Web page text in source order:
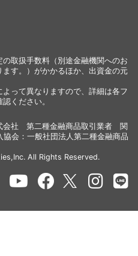
取扱手数料（別途金融機関へのお
す。）がかかるほか、出資金の元
って異なりますので、詳細は各フ
ください。
会社 第二種金融商品取引業者 関
会：一般社団法人第二種金融商品
All Rights Reserved.